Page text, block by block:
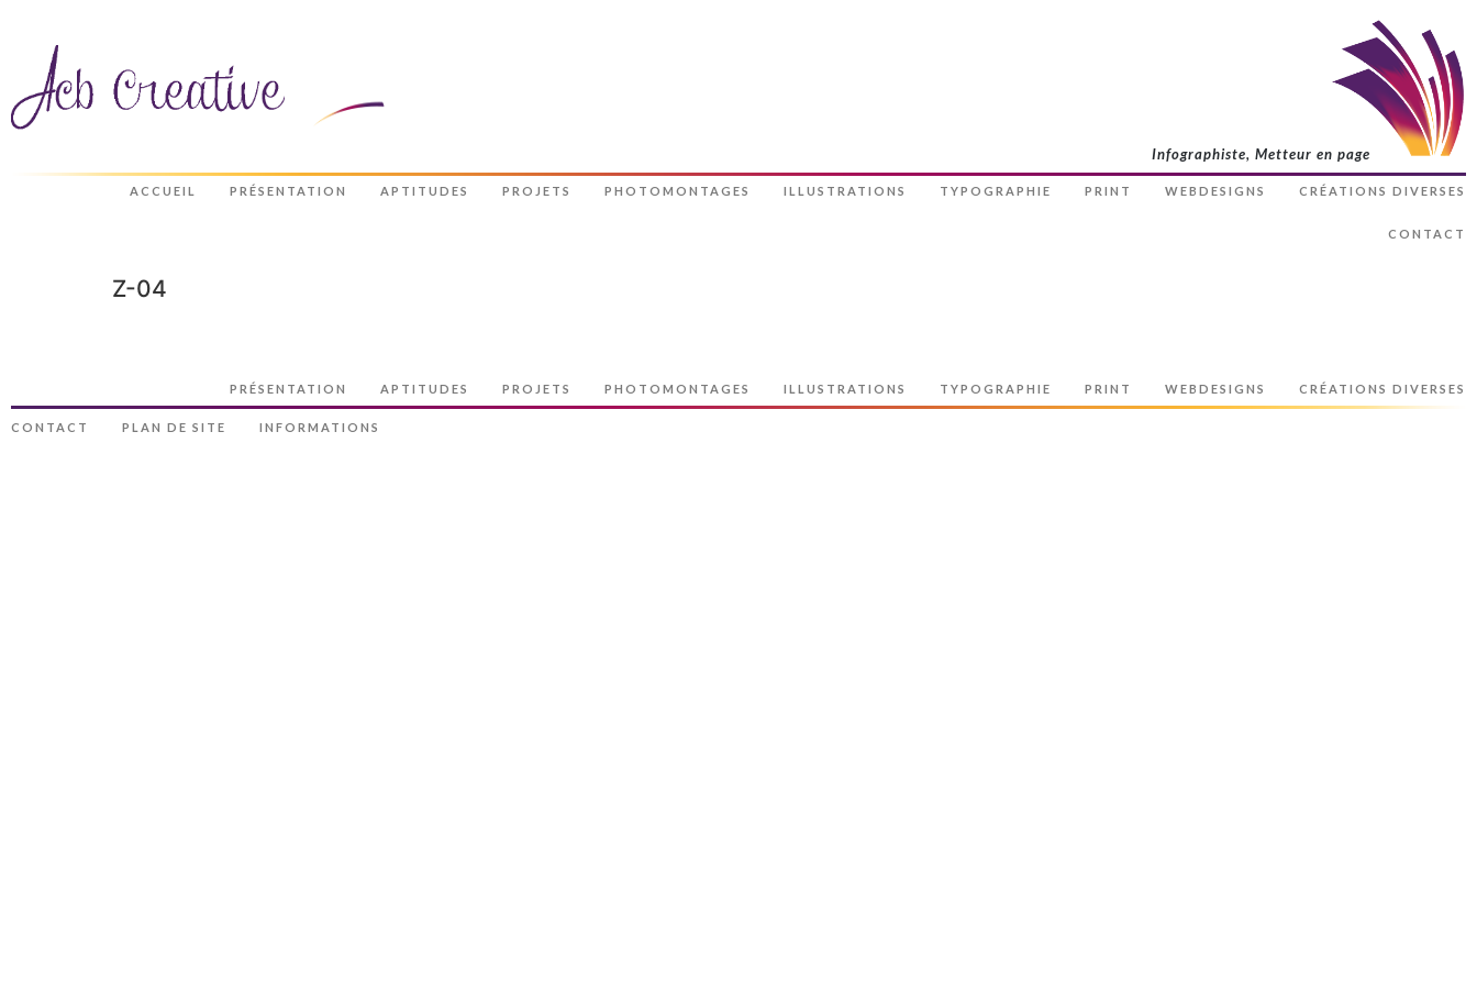
Infographiste, Metteur en page
ACCUEIL PRÉSENTATION APTITUDES PROJETS PHOTOMONTAGES ILLUSTRATIONS TYPOGRAPHIE PRINT WEBDESIGNS CRÉATIONS DIVERSES
CONTACT
Z-04
PRÉSENTATION APTITUDES PROJETS PHOTOMONTAGES ILLUSTRATIONS TYPOGRAPHIE PRINT WEBDESIGNS CRÉATIONS DIVERSES
CONTACT PLAN DE SITE INFORMATIONS